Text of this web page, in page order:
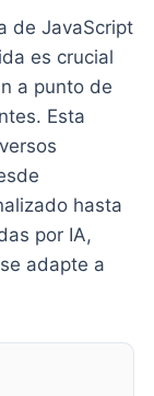
de JavaScript
es crucial
a punto de
Esta
hasta
por IA,
adapte a